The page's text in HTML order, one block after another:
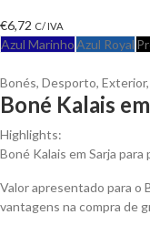
€6,72 C/ IVA
Azul MarinhoAzul Royal
Bonés, Desporto, Exterior,
Boné Kalais
Highlights:
Boné Kalais em Sarja
Valor apresentado para o
vantagens na compra de